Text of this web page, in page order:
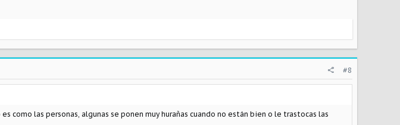
#8
como las personas, algunas se ponen muy hurañas cuando no están bien o le trastocas las